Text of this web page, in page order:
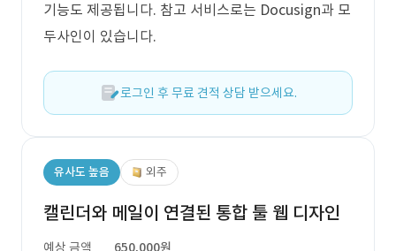
기능도 제공됩니다. 참고 서비스로는 Docusign과 모
두사인이 있습니다.
로그인 후 무료 견적 상담 받으세요.
유사도 높음 외주
캘린더와 메일이 연결된 통합 툴 웹 디자인
예상 금액
650,000원